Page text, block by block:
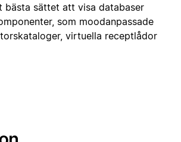
bästa sättet att visa databaser
som moodanpassade
virtuella receptlådor